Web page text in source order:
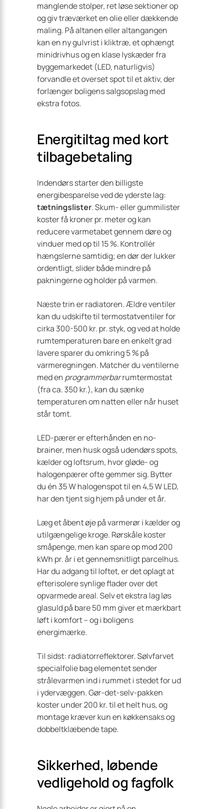
manglende stolper, ret løse sektioner op
og giv træværket en olie eller dækkende
maling. På altanen eller altangangen
kan en ny gulvrist i kliktræ, et ophængt
minidrivhus og en klase lyskæder fra
byggemarkedet (LED, naturligvis)
forvandle et overset spot til et aktiv, der
forlænger boligens salgsopslag med
ekstra fotos.
Energitiltag med kort
tilbagebetaling
Indendørs starter den billigste
energibesparelse ved de yderste lag:
tætningslister. Skum- eller gummilister
koster få kroner pr. meter og kan
reducere varmetabet gennem døre og
vinduer med op til 15 %. Kontrollér
hængslerne samtidig; en dør der lukker
ordentligt, slider både mindre på
pakningerne og holder på varmen.
Næste trin er radiatoren. Ældre ventiler
kan du udskifte til termostatventiler for
cirka 300-500 kr. pr. styk, og ved at holde
rumtemperaturen bare en enkelt grad
lavere sparer du omkring 5 % på
varmeregningen. Matcher du ventilerne
med en programmerbarrumtermostat
(fra ca. 350 kr.), kan du sænke
temperaturen om natten eller når huset
står tomt.
LED-pærer er efterhånden en no-
brainer, men husk også udendørs spots,
kælder og loftsrum, hvor gløde- og
halogenpærer ofte gemmer sig. Bytter
du én 35 W halogenspot til en 4,5 W LED,
har den tjent sig hjem på under et år.
Læg et åbent øje på varmerør i kælder og
utilgængelige kroge. Rørskåle koster
småpenge, men kan spare op mod 200
kWh pr. år i et gennemsnitligt parcelhus.
Har du adgang til loftet, er det oplagt at
efterisolere synlige flader over det
opvarmede areal. Selv et ekstra lag løs
glasuld på bare 50 mm giver et mærkbart
løft i komfort – og i boligens
energimærke.
Til sidst: radiatorreflektorer. Sølvfarvet
specialfolie bag elementet sender
strålevarmen ind i rummet i stedet for ud
i ydervæggen. Gør-det-selv-pakken
koster under 200 kr. til et helt hus, og
montage kræver kun en køkken­saks og
dobbeltklæbende tape.
Sikkerhed, løbende
vedligehold og fagfolk